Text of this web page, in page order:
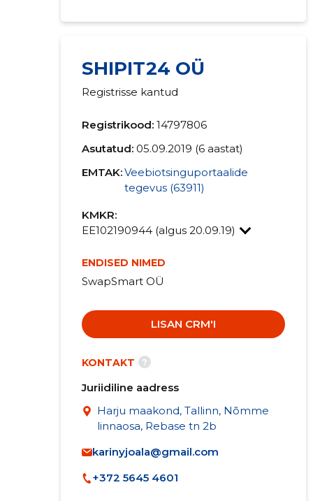
SHIPIT24 OÜ
Registrisse kantud
Registrikood: 14797806
Asutatud: 05.09.2019 (6 aastat)
EMTAK:Veebiotsinguportaalide
tegevus (63911)
KMKR:
EE102190944 (algus 20.09.19)
ENDISED NIMED
SwapSmart OÜ
LISAN CRM'I
KONTAKT ?
Juriidiline aadress
Harju maakond, Tallinn, Nõmme
linnaosa, Rebase tn 2b
karinyjoala@gmail.com
+372 5645 4601